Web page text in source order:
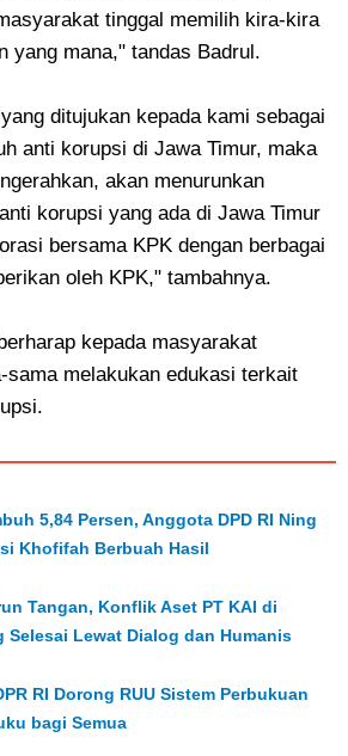
tinggal memilih kira-kira
yang mana," tandas Badrul.
ditujukan kepada kami sebagai
anti korupsi di Jawa Timur, maka
akan menurunkan
korupsi yang ada di Jawa Timur
bersama KPK dengan berbagai
oleh KPK," tambahnya.
kepada masyarakat
sama melakukan edukasi terkait
5,84 Persen, Anggota DPD RI Ning
Khofifah Berbuah Hasil
Tangan, Konflik Aset PT KAI di
Selesai Lewat Dialog dan Humanis
RI Dorong RUU Sistem Perbukuan
bagi Semua